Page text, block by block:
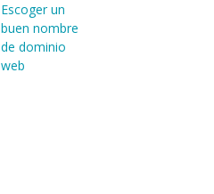
Escoger un
buen nombre
de dominio
web